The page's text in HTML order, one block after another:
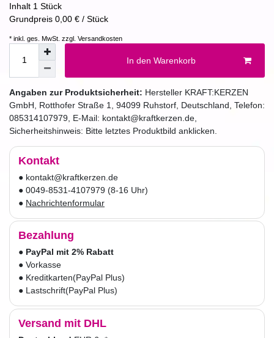
Inhalt 1 Stück
Grundpreis 0,00 € / Stück
* inkl. ges. MwSt. zzgl. Versandkosten
In den Warenkorb
Angaben zur Produktsicherheit: Hersteller KRAFT:KERZEN
GmbH
Rotthofer Straße 1 94099 Ruhstorf Deutschland , Telefon:
085314107979 , E-Mail: kontakt@kraftkerzen.de
Sicherheitshinweis: Bitte letztes Produktbild anklicken.
Kontakt
● kontakt@kraftkerzen.de
● 0049-8531-4107979 (8-16 Uhr)
● Nachrichtenformular
Bezahlung
● PayPal mit 2% Rabatt
● Vorkasse
● Kreditkarten(PayPal Plus)
● Lastschrift(PayPal Plus)
Versand mit DHL